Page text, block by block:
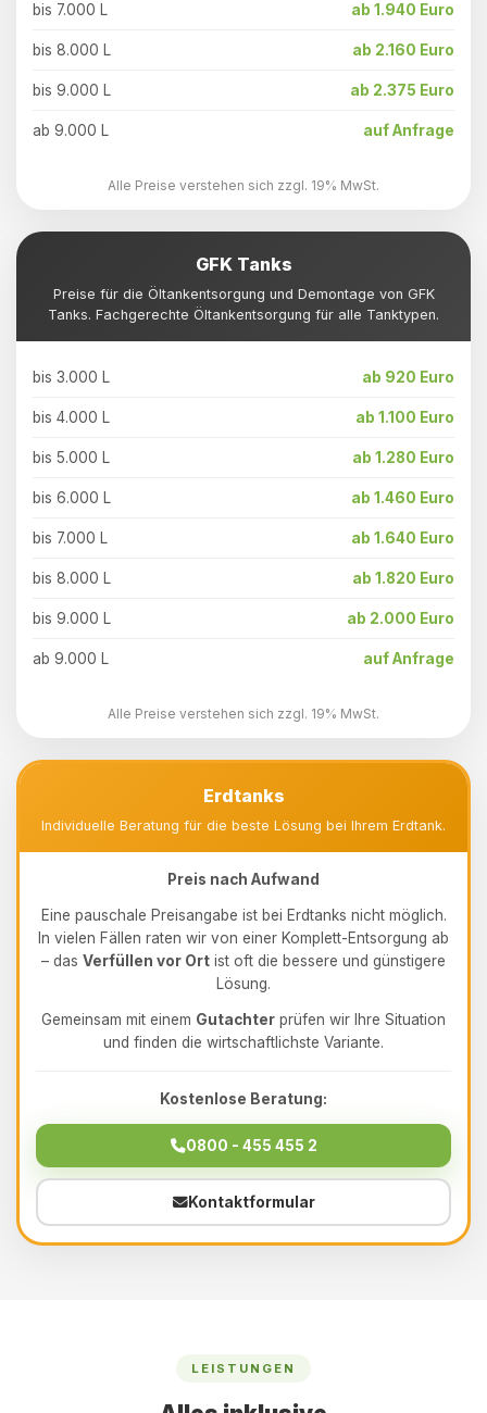
bis 7.000 L ab 1.940 Euro
bis 8.000 L ab 2.160 Euro
bis 9.000 L ab 2.375 Euro
ab 9.000 L auf Anfrage
Alle Preise verstehen sich zzgl. 19% MwSt.
GFK Tanks
Preise für die Öltankentsorgung und Demontage von GFK
Tanks. Fachgerechte Öltankentsorgung für alle Tanktypen.
bis 3.000 L ab 920 Euro
bis 4.000 L ab 1.100 Euro
bis 5.000 L ab 1.280 Euro
bis 6.000 L ab 1.460 Euro
bis 7.000 L ab 1.640 Euro
bis 8.000 L ab 1.820 Euro
bis 9.000 L ab 2.000 Euro
ab 9.000 L auf Anfrage
Alle Preise verstehen sich zzgl. 19% MwSt.
Erdtanks
Individuelle Beratung für die beste Lösung bei Ihrem Erdtank.
Preis nach Aufwand
Eine pauschale Preisangabe ist bei Erdtanks nicht möglich.
In vielen Fällen raten wir von einer Komplett-Entsorgung ab
– das Verfüllen vor Ort ist oft die bessere und günstigere
Lösung.
Gemeinsam mit einem Gutachter prüfen wir Ihre Situation
und finden die wirtschaftlichste Variante.
Kostenlose Beratung:
0800 - 455 455 2
Kontaktformular
LEISTUNGEN